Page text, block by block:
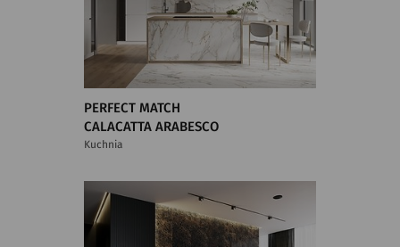
PERFECT MATCH
CALACATTA ARABESCO
Kuchnia